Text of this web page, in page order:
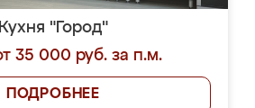
Кухня "Город"
35 000 руб. за п.м.
ПОДРОБНЕЕ